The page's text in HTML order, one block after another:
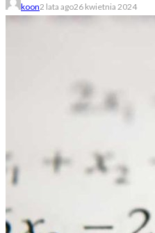
koon2 lata ago26 kwietnia 2024